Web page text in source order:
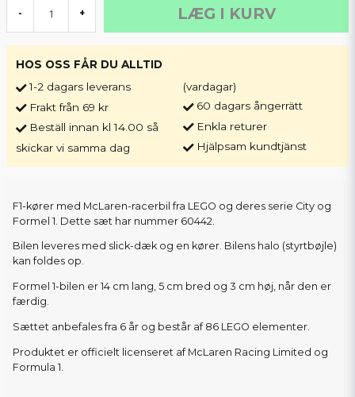
- + LÆG I KURV
HOS OSS FÅR DU ALLTID
1-2 dagars leverans
Frakt från 69 kr
Beställ innan kl 14.00 så
skickar vi samma dag
(vardagar)
60 dagars ångerrätt
Enkla returer
Hjälpsam kundtjänst
F1-kører med McLaren-racerbil fra LEGO og deres serie City og
Formel 1. Dette sæt har nummer 60442.
Bilen leveres med slick-dæk og en kører. Bilens halo (styrtbøjle)
kan foldes op.
Formel 1-bilen er 14 cm lang, 5 cm bred og 3 cm høj, når den er
færdig.
Sættet anbefales fra 6 år og består af 86 LEGO elementer.
Produktet er officielt licenseret af McLaren Racing Limited og
Formula 1.